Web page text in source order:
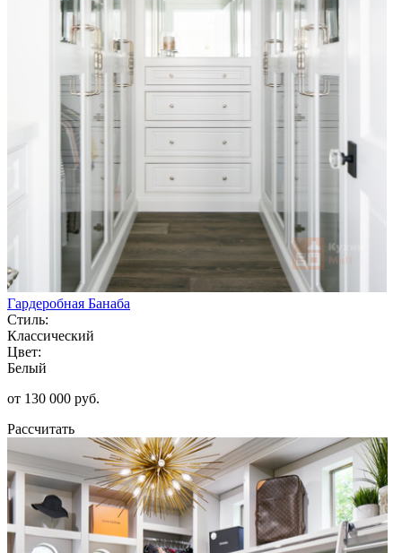
Гардеробная Банаба
Стиль:
Классический
Цвет:
Белый
от 130 000 руб.
Рассчитать